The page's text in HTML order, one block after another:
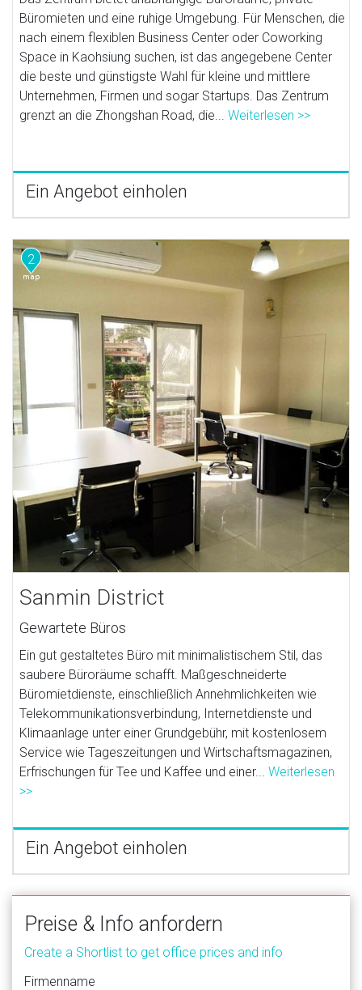
Büromieten und eine ruhige Umgebung. Für Menschen, die
nach einem flexiblen Business Center oder Coworking
Space in Kaohsiung suchen, ist das angegebene Center
die beste und günstigste Wahl für kleine und mittlere
Unternehmen, Firmen und sogar Startups. Das Zentrum
grenzt an die Zhongshan Road, die...Weiterlesen >>
Ein Angebot einholen
2
Sanmin District
Gewartete Büros
Ein gut gestaltetes Büro mit minimalistischem Stil, das
saubere Büroräume schafft. Maßgeschneiderte
Büromietdienste, einschließlich Annehmlichkeiten wie
Telekommunikationsverbindung, Internetdienste und
Klimaanlage unter einer Grundgebühr, mit kostenlosem
Service wie Tageszeitungen und Wirtschaftsmagazinen,
Erfrischungen für Tee und Kaffee und einer...Weiterlesen
>>
Ein Angebot einholen
Preise & Info anfordern
Create a Shortlist to get office prices and info
Firmenname